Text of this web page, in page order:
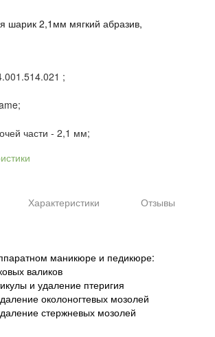
шарик 2,1мм мягкий абразив,
;
части - 2,1 мм;
Характеристики Отзывы
маникюре и педикюре:
валиков
и удаление птеригия
околоногтевых мозолей
стержневых мозолей